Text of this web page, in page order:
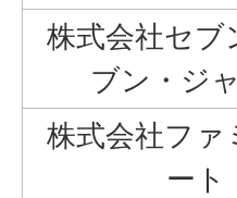
株式会社セブ
ブン・ジ
株式会社ファ
ート